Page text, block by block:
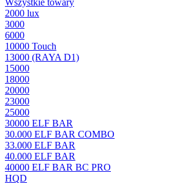
Wszystkie towary
2000 lux
3000
6000
10000 Touch
13000 (RAYA D1)
15000
18000
20000
23000
25000
30000 ELF BAR
30.000 ELF BAR COMBO
33.000 ELF BAR
40.000 ELF BAR
40000 ELF BAR BC PRO
HQD